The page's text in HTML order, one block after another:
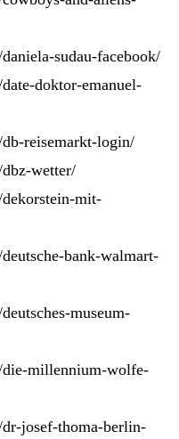
sudau-facebook/
doktor-emanuel-
reisemarkt-login/
wetter/
dekorstein-mit-
bank-walmart-
museum-
die-millennium-wolfe-
dr-josef-thoma-berlin-